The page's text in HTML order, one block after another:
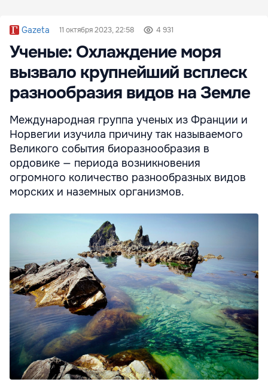
Gazeta 11 октября 2023, 22:58 4 931
Ученые: Охлаждение моря
вызвало крупнейший всплеск
разнообразия видов на Земле
Международная группа ученых из Франции и
Норвегии изучила причину так называемого
Великого события биоразнообразия в
ордовике — периода возникновения
огромного количество разнообразных видов
морских и наземных организмов.